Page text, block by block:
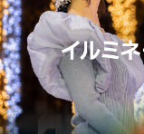
キ
ッ
プ